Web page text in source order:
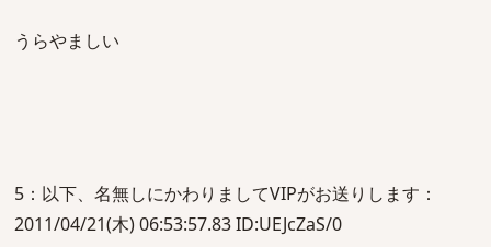
うらやましい
5：以下、名無しにかわりましてVIPがお送りします：
2011/04/21(木) 06:53:57.83 ID:UEJcZaS/0